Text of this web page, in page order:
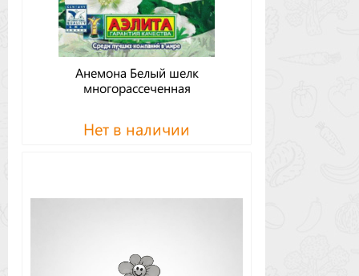
Анемона Белый шелк
многорассеченная
Нет в наличии